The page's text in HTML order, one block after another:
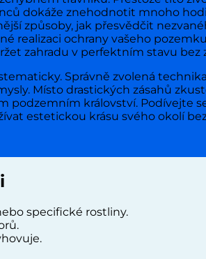
dokáže znehodnotit mnoho
způsoby, jak přesvědčit
realizaci ochrany vašeho
zahradu v perfektním stavu bez
Správně zvolená
Místo drastických zásahů
království. Podívejte
estetickou krásu svého okolí
specifické rostliny.